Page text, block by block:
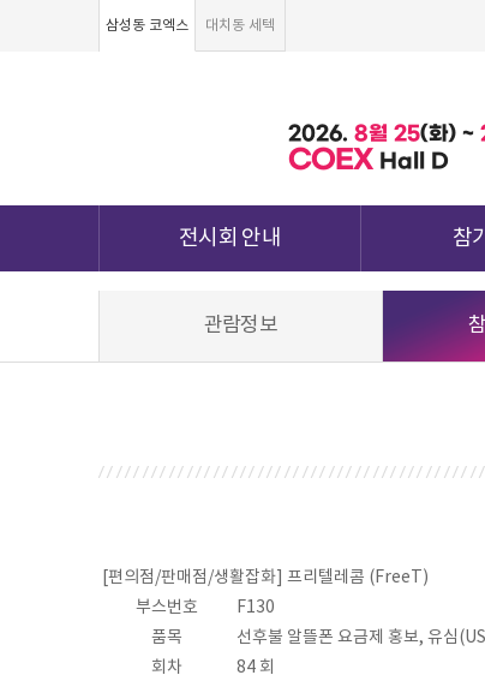
삼성동 코엑스 대치동 세텍
2026. 8월 25(화) ~
COEX Hall D
전시회 안내 참
전시
관람정보
[편의점/판매점/생활잡화] 프리텔레콤 (FreeT)
부스번호
F130
품목
선후불 알뜰폰 요금제 홍보, 유심
회차
84 회